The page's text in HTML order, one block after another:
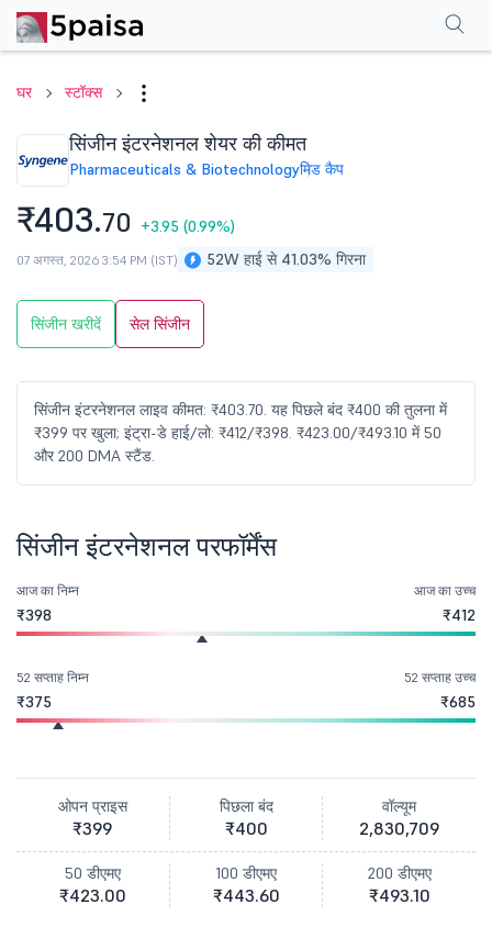
घर स्टॉक्स
सिंजीन इंटरनेशनल शेयर की कीमत
Pharmaceuticals & Biotechnologyमिड कैप
₹403.70 +3.95 (0.99%)
52W हाई से 41.03% गिरना
07 अगस्त, 2026 3:54 PM (IST)
सिंजीन खरीदें सेल सिंजीन
सिंजीन इंटरनेशनल लाइव कीमत: ₹403.70. यह पिछले बंद ₹400 की तुलना में
₹399 पर खुला; इंट्रा-डे हाई/लो: ₹412/₹398. ₹423.00/₹493.10 में 50
और 200 DMA स्टैंड.
परफॉर्मेंसफाइनेंशियल्स सामान्य प्रश्न
सिंजीन इंटरनेशनल परफॉर्मेंस
आज का निम्न
₹398
आज का उच्च
₹412
52 सप्ताह निम्न
₹375
52 सप्ताह उच्च
₹685
ओपन प्राइस
₹399
पिछला बंद
₹400
वॉल्यूम
2,830,709
50 डीएमए
₹423.00
100 डीएमए
₹443.60
200 डीएमए
₹493.10